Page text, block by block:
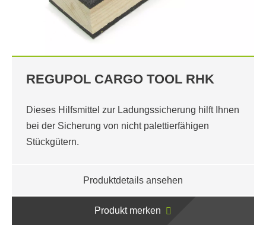
REGUPOL CARGO TOOL RHK
Dieses Hilfsmittel zur Ladungssicherung hilft Ihnen
bei der Sicherung von nicht palettierfähigen
Stückgütern.
Produktdetails ansehen
Produkt merken